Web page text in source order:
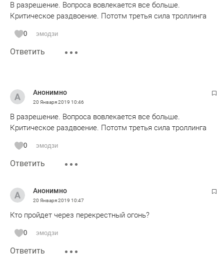
В разрешение. Вопроса вовлекается все больше.
Критическое раздвоение. Пототм третья сила троллинга
0 эмодзи
Ответить
Анонимно
20 Января 2019 10:46
В разрешение. Вопроса вовлекается все больше.
Критическое раздвоение. Пототм третья сила троллинга
0 эмодзи
Ответить
Анонимно
20 Января 2019 10:47
Кто пройдет через перекрестный огонь?
0 эмодзи
Ответить